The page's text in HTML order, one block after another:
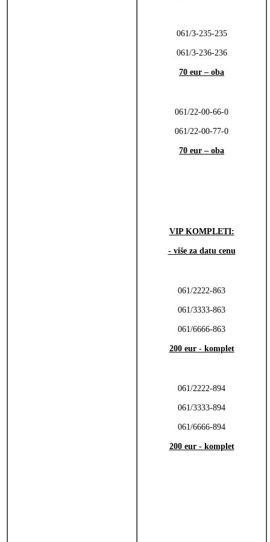
061/3-235-235
061/3-236-236
70 eur – oba
061/22-00-66-0
061/22-00-77-0
70 eur – oba
VIP KOMPLETI:
- više za datu cenu
061/2222-863
061/3333-863
061/6666-863
200 eur - komplet
061/2222-894
061/3333-894
061/6666-894
200 eur - komplet